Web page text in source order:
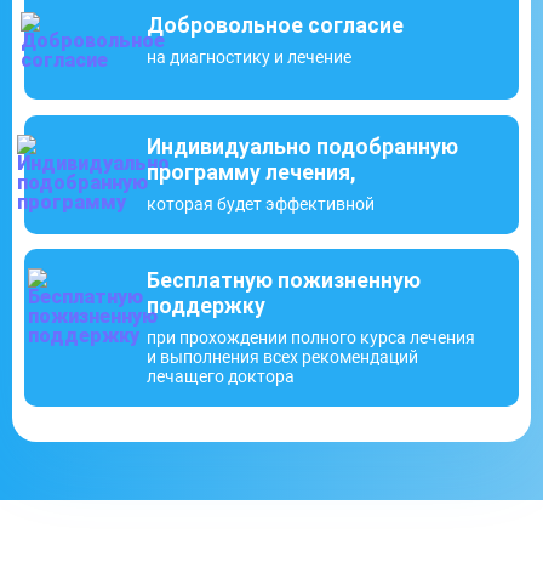
Добровольное согласие
на диагностику и лечение
Индивидуально подобранную
программу лечения,
которая будет эффективной
Бесплатную пожизненную
поддержку
при прохождении полного курса лечения
и выполнения всех рекомендаций
лечащего доктора